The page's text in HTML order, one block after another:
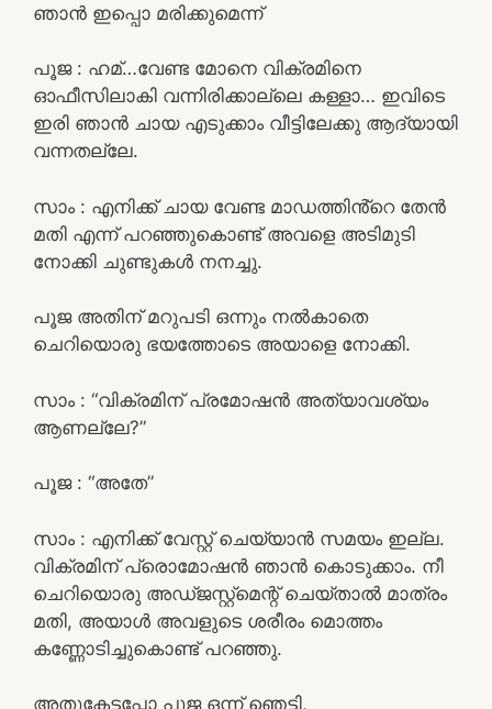
ഞാൻ ഇപ്പൊ മരിക്കുമെന്ന്
പൂജ : ഹമ്…വേണ്ട മോനെ വിക്രമിനെ
ഓഫീസിലാകി വന്നിരിക്കാല്ലെ കള്ളാ… ഇവിടെ
ഇരി ഞാൻ ചായ എടുക്കാം വീട്ടിലേക്കു ആദ്യായി
വന്നതല്ലേ.
സാം : എനിക്ക് ചായ വേണ്ട മാഡത്തിൻ്റെ തേൻ
മതി എന്ന് പറഞ്ഞുകൊണ്ട് അവളെ അടിമുടി
നോക്കി ചുണ്ടുകൾ നനച്ചു.
പൂജ അതിന് മറുപടി ഒന്നും നൽകാതെ
ചെറിയൊരു ഭയത്തോടെ അയാളെ നോക്കി.
സാം : “വിക്രമിന് പ്രമോഷൻ അത്യാവശ്യം
ആണല്ലേ?”
പൂജ : “അതേ”
സാം : എനിക്ക് വേസ്റ്റ് ചെയ്യാൻ സമയം ഇല്ല.
വിക്രമിന് പ്രൊമോഷൻ ഞാൻ കൊടുക്കാം. നീ
ചെറിയൊരു അഡ്ജസ്റ്റ്മെന്റ് ചെയ്താൽ മാത്രം
മതി, അയാൾ അവളുടെ ശരീരം മൊത്തം
കണ്ണോടിച്ചുകൊണ്ട് പറഞ്ഞു.
അതുകേട്ടപ്പോ പൂജ ഒന്ന് ഞെട്ടി,